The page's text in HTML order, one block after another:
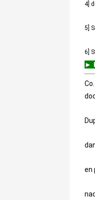
4]
5]
6]
►
en